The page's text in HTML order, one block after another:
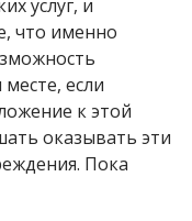
услуг, и
что именно
если
к этой
оказывать эти
Пока